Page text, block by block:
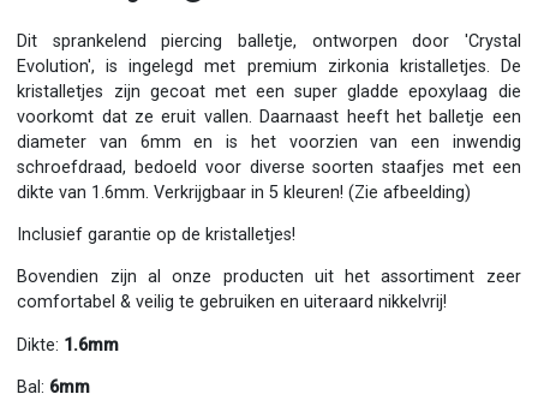
Dit sprankelend piercing balletje, ontworpen door 'Crystal
Evolution', is ingelegd met premium zirkonia kristalletjes. De
kristalletjes zijn gecoat met een super gladde epoxylaag die
voorkomt dat ze eruit vallen. Daarnaast heeft het balletje een
diameter van 6mm en is het voorzien van een inwendig
schroefdraad, bedoeld voor diverse soorten staafjes met een
dikte van 1.6mm. Verkrijgbaar in 5 kleuren! (Zie afbeelding)
Inclusief garantie op de kristalletjes!
Bovendien zijn al onze producten uit het assortiment zeer
comfortabel & veilig te gebruiken en uiteraard nikkelvrij!
Dikte: 1.6mm
Bal: 6mm